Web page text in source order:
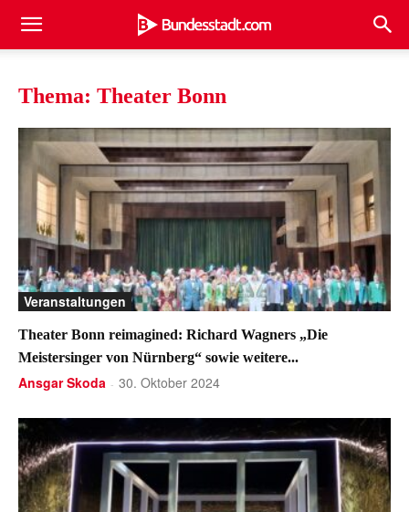
Thema: Theater Bonn
Veranstaltungen
Theater Bonn reimagined: Richard Wagners „Die
Meistersinger von Nürnberg“ sowie weitere...
Ansgar Skoda - 30. Oktober 2024